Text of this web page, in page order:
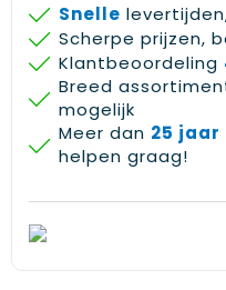
Schoenentassen
Schoudertassen
Sporttassen
Toilettassen
Medailles en prijzen
Nekwarmers
Hoofdbanden
Yoga en
Snelle
Scherpe prijzen,
Klantbeoordeling
Breed
mogelijk
Meer dan 25 jaar
helpen graag!